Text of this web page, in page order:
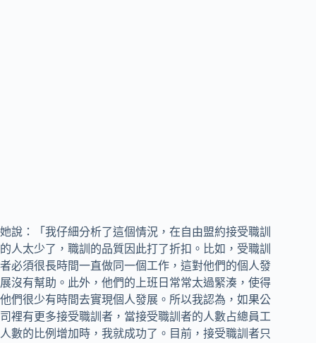
她說：「我仔細分析了這個情況，在自由盟約接受職訓
的人太少了，職訓的品質因此打了折扣。比如，受職訓
者必須很長時間一直做同一個工作，這對他們的個人發
展沒有幫助。此外，他們的上班日常常太過緊湊，使得
他們很少有時間去實現個人發展。所以我認為，如果公
司裡有更多接受職訓者，當接受職訓者的人數占總員工
人數的比例增加時，我就成功了。目前，接受職訓者只